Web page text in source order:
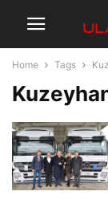
Home Tags